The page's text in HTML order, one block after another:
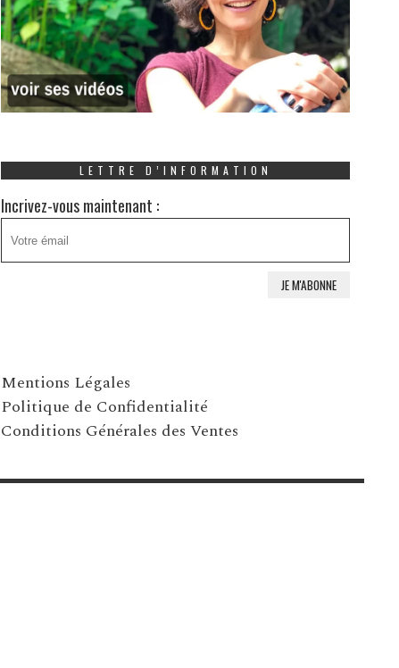
LETTRE D’INFORMATION
Incrivez-vous maintenant :
Mentions Légales
Politique de Confidentialité
Conditions Générales des Ventes